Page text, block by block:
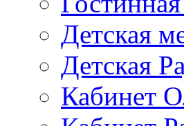
Детская
Детская
Кабинет